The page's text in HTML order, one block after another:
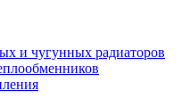
и чугунных радиаторов